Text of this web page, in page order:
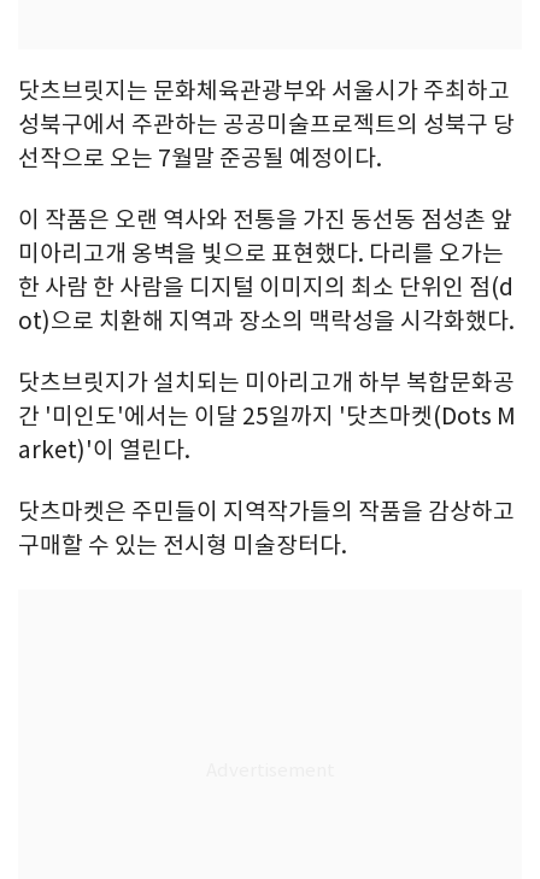
닷츠브릿지는 문화체육관광부와 서울시가 주최하고
성북구에서 주관하는 공공미술프로젝트의 성북구 당
선작으로 오는 7월말 준공될 예정이다.
이 작품은 오랜 역사와 전통을 가진 동선동 점성촌 앞
미아리고개 옹벽을 빛으로 표현했다. 다리를 오가는
한 사람 한 사람을 디지털 이미지의 최소 단위인 점(d
ot)으로 치환해 지역과 장소의 맥락성을 시각화했다.
닷츠브릿지가 설치되는 미아리고개 하부 복합문화공
간 '미인도'에서는 이달 25일까지 '닷츠마켓(Dots M
arket)'이 열린다.
닷츠마켓은 주민들이 지역작가들의 작품을 감상하고
구매할 수 있는 전시형 미술장터다.